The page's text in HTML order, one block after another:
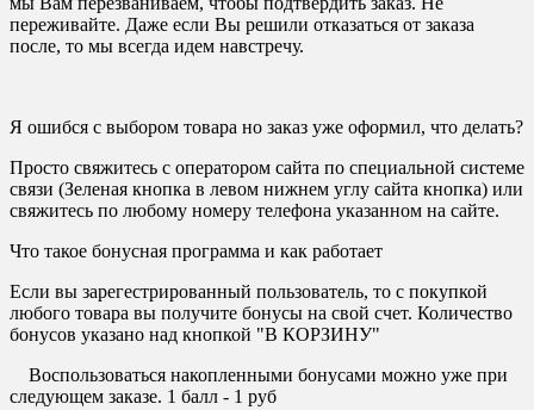
переживайте. Даже если Вы решили отказаться от заказа
после, то мы всегда идем навстречу.
Я ошибся с выбором товара но заказ уже оформил, что делать?
Просто свяжитесь с оператором сайта по специальной системе
связи (Зеленая кнопка в левом нижнем углу сайта кнопка) или
свяжитесь по любому номеру телефона указанном на сайте.
Что такое бонусная программа и как работает
Если вы зарегестрированный пользователь, то с покупкой
любого товара вы получите бонусы на свой счет. Количество
бонусов указано над кнопкой "В КОРЗИНУ"
Воспользоваться накопленными бонусами можно уже при
следующем заказе. 1 балл - 1 руб